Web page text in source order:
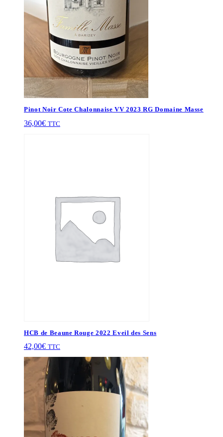
Pinot Noir Cote Chalonnaise VV 2023 RG Domaine Masse
36,00€ TTC
HCB de Beaune Rouge 2022 Eveil des Sens
42,00€ TTC